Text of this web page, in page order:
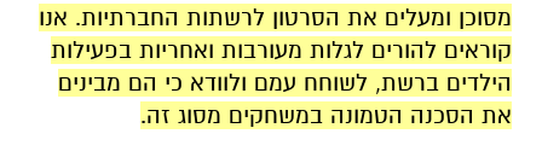
מסוכן ומעלים את הסרטון לרשתות החברתיות. אנו
קוראים להורים לגלות מעורבות ואחריות בפעילות
הילדים ברשת, לשוחח עמם ולוודא כי הם מבינים
את הסכנה הטמונה במשחקים מסוג זה.